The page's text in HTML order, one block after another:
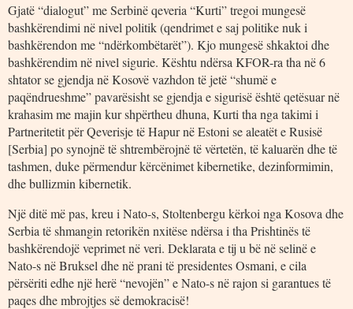
Gjatë “dialogut” me Serbinë qeveria “Kurti” tregoi mungesë
bashkërendimi në nivel politik (qendrimet e saj politike nuk i
bashkërendon me “ndërkombëtarët”). Kjo mungesë shkaktoi dhe
bashkërendim në nivel sigurie. Kështu ndërsa KFOR-ra tha në 6
shtator se gjendja në Kosovë vazhdon të jetë “shumë e
paqëndrueshme” pavarësisht se gjendja e sigurisë është qetësuar në
krahasim me majin kur shpërtheu dhuna, Kurti tha nga takimi i
Partneritetit për Qeverisje të Hapur në Estoni se aleatët e Rusisë
[Serbia] po synojnë të shtrembërojnë të vërtetën, të kaluarën dhe të
tashmen, duke përmendur kërcënimet kibernetike, dezinformimin,
dhe bullizmin kibernetik.
Një ditë më pas, kreu i Nato-s, Stoltenbergu kërkoi nga Kosova dhe
Serbia të shmangin retorikën nxitëse ndërsa i tha Prishtinës të
bashkërendojë veprimet në veri. Deklarata e tij u bë në selinë e
Nato-s në Bruksel dhe në prani të presidentes Osmani, e cila
përsëriti edhe një herë “nevojën” e Nato-s në rajon si garantues të
paqes dhe mbrojtjes së demokracisë!